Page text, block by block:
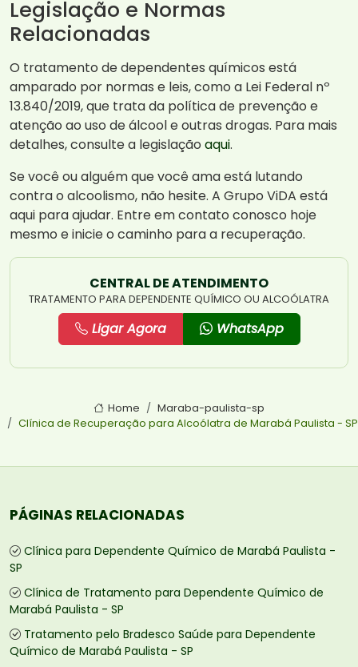
Legislação e Normas
Relacionadas
O tratamento de dependentes químicos está
amparado por normas e leis, como a Lei Federal nº
13.840/2019, que trata da política de prevenção e
atenção ao uso de álcool e outras drogas. Para mais
detalhes, consulte a legislação aqui.
Se você ou alguém que você ama está lutando
contra o alcoolismo, não hesite. A Grupo ViDA está
aqui para ajudar. Entre em contato conosco hoje
mesmo e inicie o caminho para a recuperação.
CENTRAL DE ATENDIMENTO
TRATAMENTO PARA DEPENDENTE QUÍMICO OU ALCOÓLATRA
Ligar Agora WhatsApp
Home
Maraba-paulista-sp
Clínica de Recuperação para Alcoólatra de Marabá Paulista - SP
PÁGINAS RELACIONADAS
Clínica para Dependente Químico de Marabá Paulista -
SP
Clínica de Tratamento para Dependente Químico de
Marabá Paulista - SP
Tratamento pelo Bradesco Saúde para Dependente
Químico de Marabá Paulista - SP